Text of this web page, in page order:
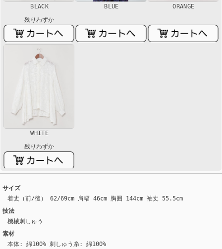
BLACK
残りわずか
BLUE ORANGE
WHITE
残りわずか
サイズ
着丈（前/後） 62/69cm 肩幅 46cm 胸囲 144cm 袖丈 55.5cm
技法
機械刺しゅう
素材
本体: 綿100% 刺しゅう糸: 綿100%